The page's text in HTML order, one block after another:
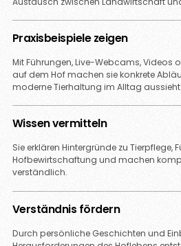
Praxisbeispiele zeigen
Mit Führungen, Live-Webcams, Videos
auf dem Hof machen sie konkrete
moderne Tierhaltung im Alltag aussieht.
Wissen vermitteln
Sie erklären Hintergründe zu Tierpflege,
Hofbewirtschaftung und machen
verständlich.
Verständnis fördern
Durch persönliche Geschichten und